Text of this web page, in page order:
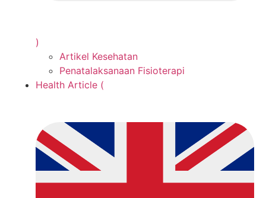
)
Artikel Kesehatan
Penatalaksanaan Fisioterapi
Health Article (